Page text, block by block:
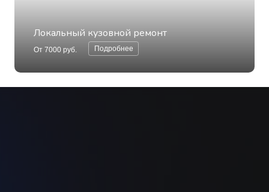
Локальный кузовной ремонт
От 7000 руб. Подробнее